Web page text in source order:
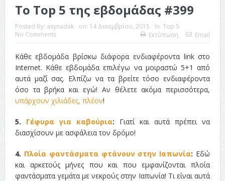
Το Top 5 της εβδομάδας #399
Posted By: asynadak on: 14 Δεκεμβρίου, 2015 In: Top 5
No Comments
Εκτύπωση Email
Κάθε εβδομάδα βρίσκω διάφορα ενδιαφέροντα link στο
Internet. Κάθε εβδομάδα επιλέγω να μοιραστώ 5+1 από
αυτά μαζί σας. Ελπίζω να τα βρείτε τόσο ενδιαφέροντα
όσο τα βρήκα και εγώ! Αν θέλετε ακόμα περισσότερα,
υπάρχουν χιλιάδες, πλέον!
5. Γέφυρα για καβούρια: Γιατί και αυτά πρέπει να
διασχίσουν με ασφάλεια τον δρόμο!
4. Πλοία φαντάσματα φτάνουν στην Ιαπωνία: Εδώ
και αρκετούς μήνες που και που εμφανίζονται πλοία
φαντάσματα γεμάτα με νεκρούς στην Ιαπωνία! Τι είναι αυτά